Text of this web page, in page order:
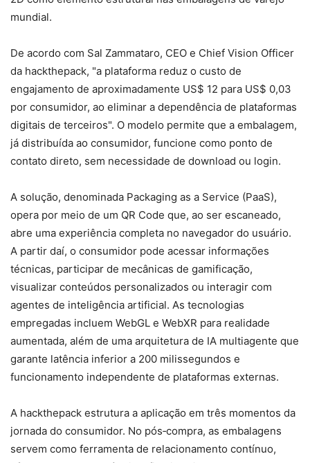
mundial.
De acordo com Sal Zammataro, CEO e Chief Vision Officer
da hackthepack, "a plataforma reduz o custo de
engajamento de aproximadamente US$ 12 para US$ 0,03
por consumidor, ao eliminar a dependência de plataformas
digitais de terceiros". O modelo permite que a embalagem,
já distribuída ao consumidor, funcione como ponto de
contato direto, sem necessidade de download ou login.
A solução, denominada Packaging as a Service (PaaS),
opera por meio de um QR Code que, ao ser escaneado,
abre uma experiência completa no navegador do usuário.
A partir daí, o consumidor pode acessar informações
técnicas, participar de mecânicas de gamificação,
visualizar conteúdos personalizados ou interagir com
agentes de inteligência artificial. As tecnologias
empregadas incluem WebGL e WebXR para realidade
aumentada, além de uma arquitetura de IA multiagente que
garante latência inferior a 200 milissegundos e
funcionamento independente de plataformas externas.
A hackthepack estrutura a aplicação em três momentos da
jornada do consumidor. No pós‑compra, as embalagens
servem como ferramenta de relacionamento contínuo,